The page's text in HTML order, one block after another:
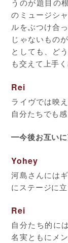
うのが題目の
のミュージシ
ルをぶつけ合
じゃないもの
としても、ど
も交えて上手
Rei
ライヴでは映
自分たちでも感
━今後お互いに
Yohey
河島さんには
にステージに立
Rei
自分たち的に
名実ともにメ